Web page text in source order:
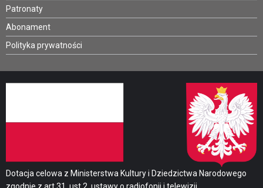
Patronaty
Abonament
Polityka prywatności
Dotacja celowa z Ministerstwa Kultury i Dziedzictwa Narodowego